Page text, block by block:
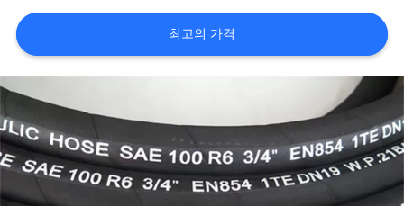
질
관
리
문
의
최고의 가격